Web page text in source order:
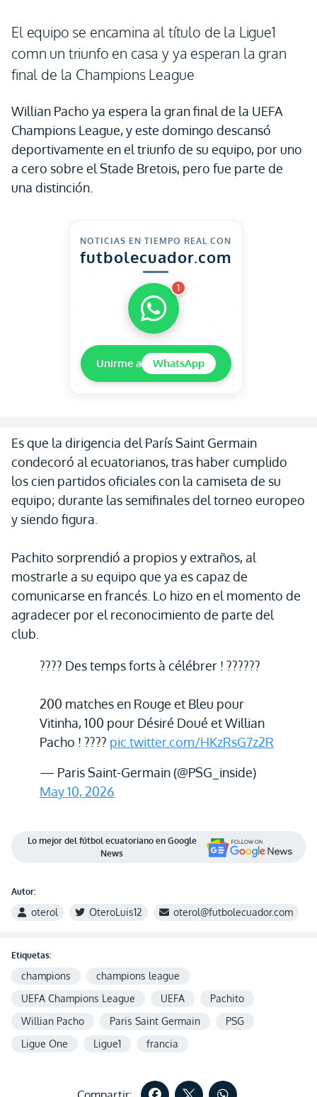
El equipo se encamina al título de la Ligue1
comn un triunfo en casa y ya esperan la gran
final de la Champions League
Willian Pacho ya espera la gran final de la UEFA
Champions League, y este domingo descansó
deportivamente en el triunfo de su equipo, por uno
a cero sobre el Stade Bretois, pero fue parte de
una distinción.
NOTICIAS EN TIEMPO REAL CON
futbolecuador.com
1
Unirme a WhatsApp
Es que la dirigencia del París Saint Germain
condecoró al ecuatorianos, tras haber cumplido
los cien partidos oficiales con la camiseta de su
equipo; durante las semifinales del torneo europeo
y siendo figura.
Pachito sorprendió a propios y extraños, al
mostrarle a su equipo que ya es capaz de
comunicarse en francés. Lo hizo en el momento de
agradecer por el reconocimiento de parte del
club.
???? Des temps forts à célébrer ! ??????
200 matches en Rouge et Bleu pour
Vitinha, 100 pour Désiré Doué et Willian
Pacho ! ???? pic.twitter.com/HKzRsG7z2R
— Paris Saint-Germain (@PSG_inside)
May 10, 2026
Lo mejor del fútbol ecuatoriano en Google
News
Autor:
oterol OteroLuis12 oterol@futbolecuador.com
Etiquetas:
champions
champions league
UEFA Champions League
UEFA
Pachito
Willian Pacho
Paris Saint Germain
PSG
Ligue One
Ligue1 francia